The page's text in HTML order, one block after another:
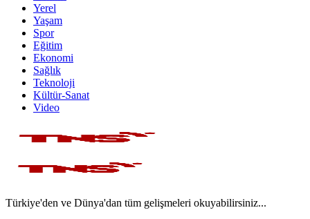
Yerel
Yaşam
Spor
Eğitim
Ekonomi
Sağlık
Teknoloji
Kültür-Sanat
Video
Türkiye'den ve Dünya'dan tüm gelişmeleri okuyabilirsiniz...